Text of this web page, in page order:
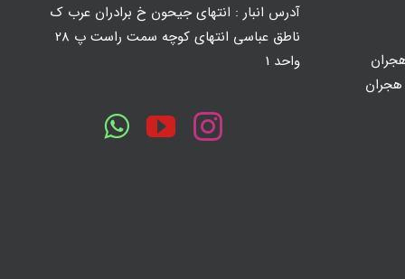
آدرس انبار : انتهای جیحون خ برادران عرب ک
ناطق عباسی انتهای کوچه سمت راست پ 28
واحد 1